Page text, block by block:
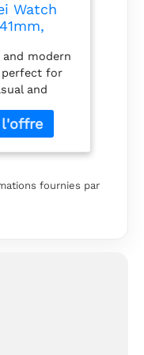
Watch
and modern
perfect for
and
for
on
that
with
fournies par